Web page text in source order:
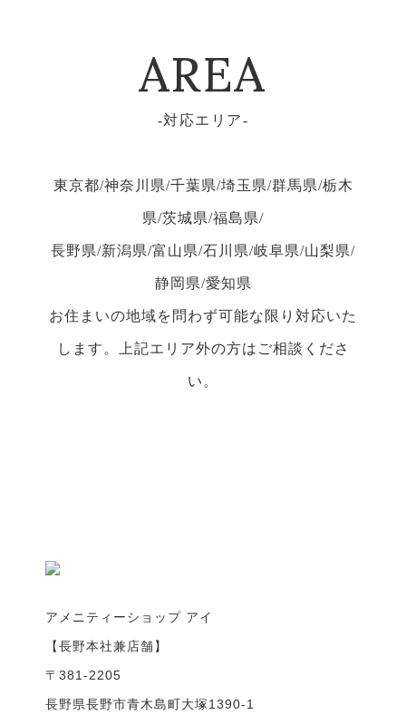
AREA
対応エリア
東京都/神奈川県/千葉県/埼玉県/群馬県/栃木
県/茨城県/福島県/
長野県/新潟県/富山県/石川県/岐阜県/山梨県/
静岡県/愛知県
お住まいの地域を問わず可能な限り対応いた
します。上記エリア外の方はご相談くださ
い。
アメニティーショップ アイ
【長野本社兼店舗】
〒381-2205
長野県長野市青木島町大塚1390-1